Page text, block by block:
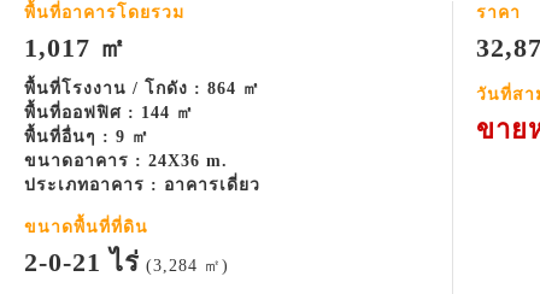
พื้นที่อาคารโดยรวม
1,017 ㎡
พื้นที่โรงงาน / โกดัง : 864 ㎡
พื้นที่ออฟฟิศ : 144 ㎡
พื้นที่อื่นๆ : 9 ㎡
ขนาดอาคาร : 24X36 m.
ประเภทอาคาร : อาคารเดี่ยว
ขนาดพื้นที่ที่ดิน
2-0-21 ไร่ (3,284 ㎡)
ราคา
วันที่สา
ขาย